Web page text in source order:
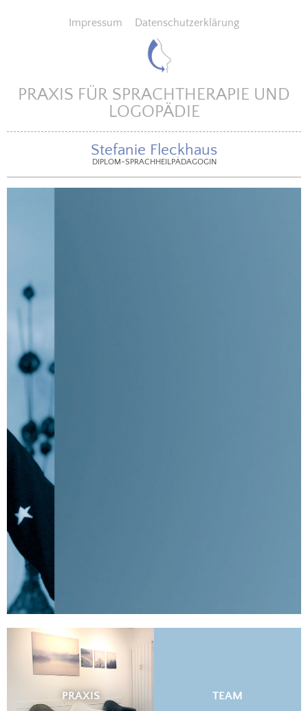
Impressum Datenschutzerklärung
PRAXIS FÜR SPRACHTHERAPIE UND
LOGOPÄDIE
Stefanie Fleckhaus
DIPLOM-SPRACHHEILPÄDAGOGIN
Hier finden Sie aktuelle Informationen
große und kleine Patienten und alles
PRAXIS TEAM